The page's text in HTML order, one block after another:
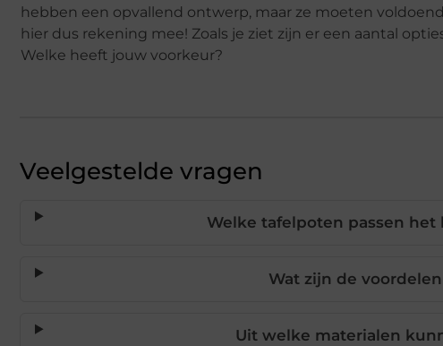
hebben een opvallend ontwerp, maar ze moeten
hier dus rekening mee! Zoals je ziet zijn er een aantal
Welke heeft jouw voorkeur?
Veelgestelde vragen
Welke tafelpoten passen
Wat zijn de
Uit welke materialen